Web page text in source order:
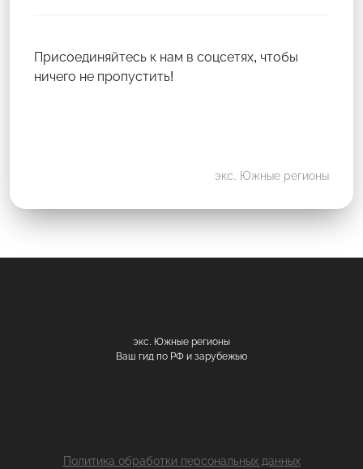
Присоединяйтесь к нам в соцсетях, чтобы
ничего не пропустить!
экс. Южные регионы
экс. Южные регионы
Ваш гид по РФ и зарубежью
Политика обработки персональных данных